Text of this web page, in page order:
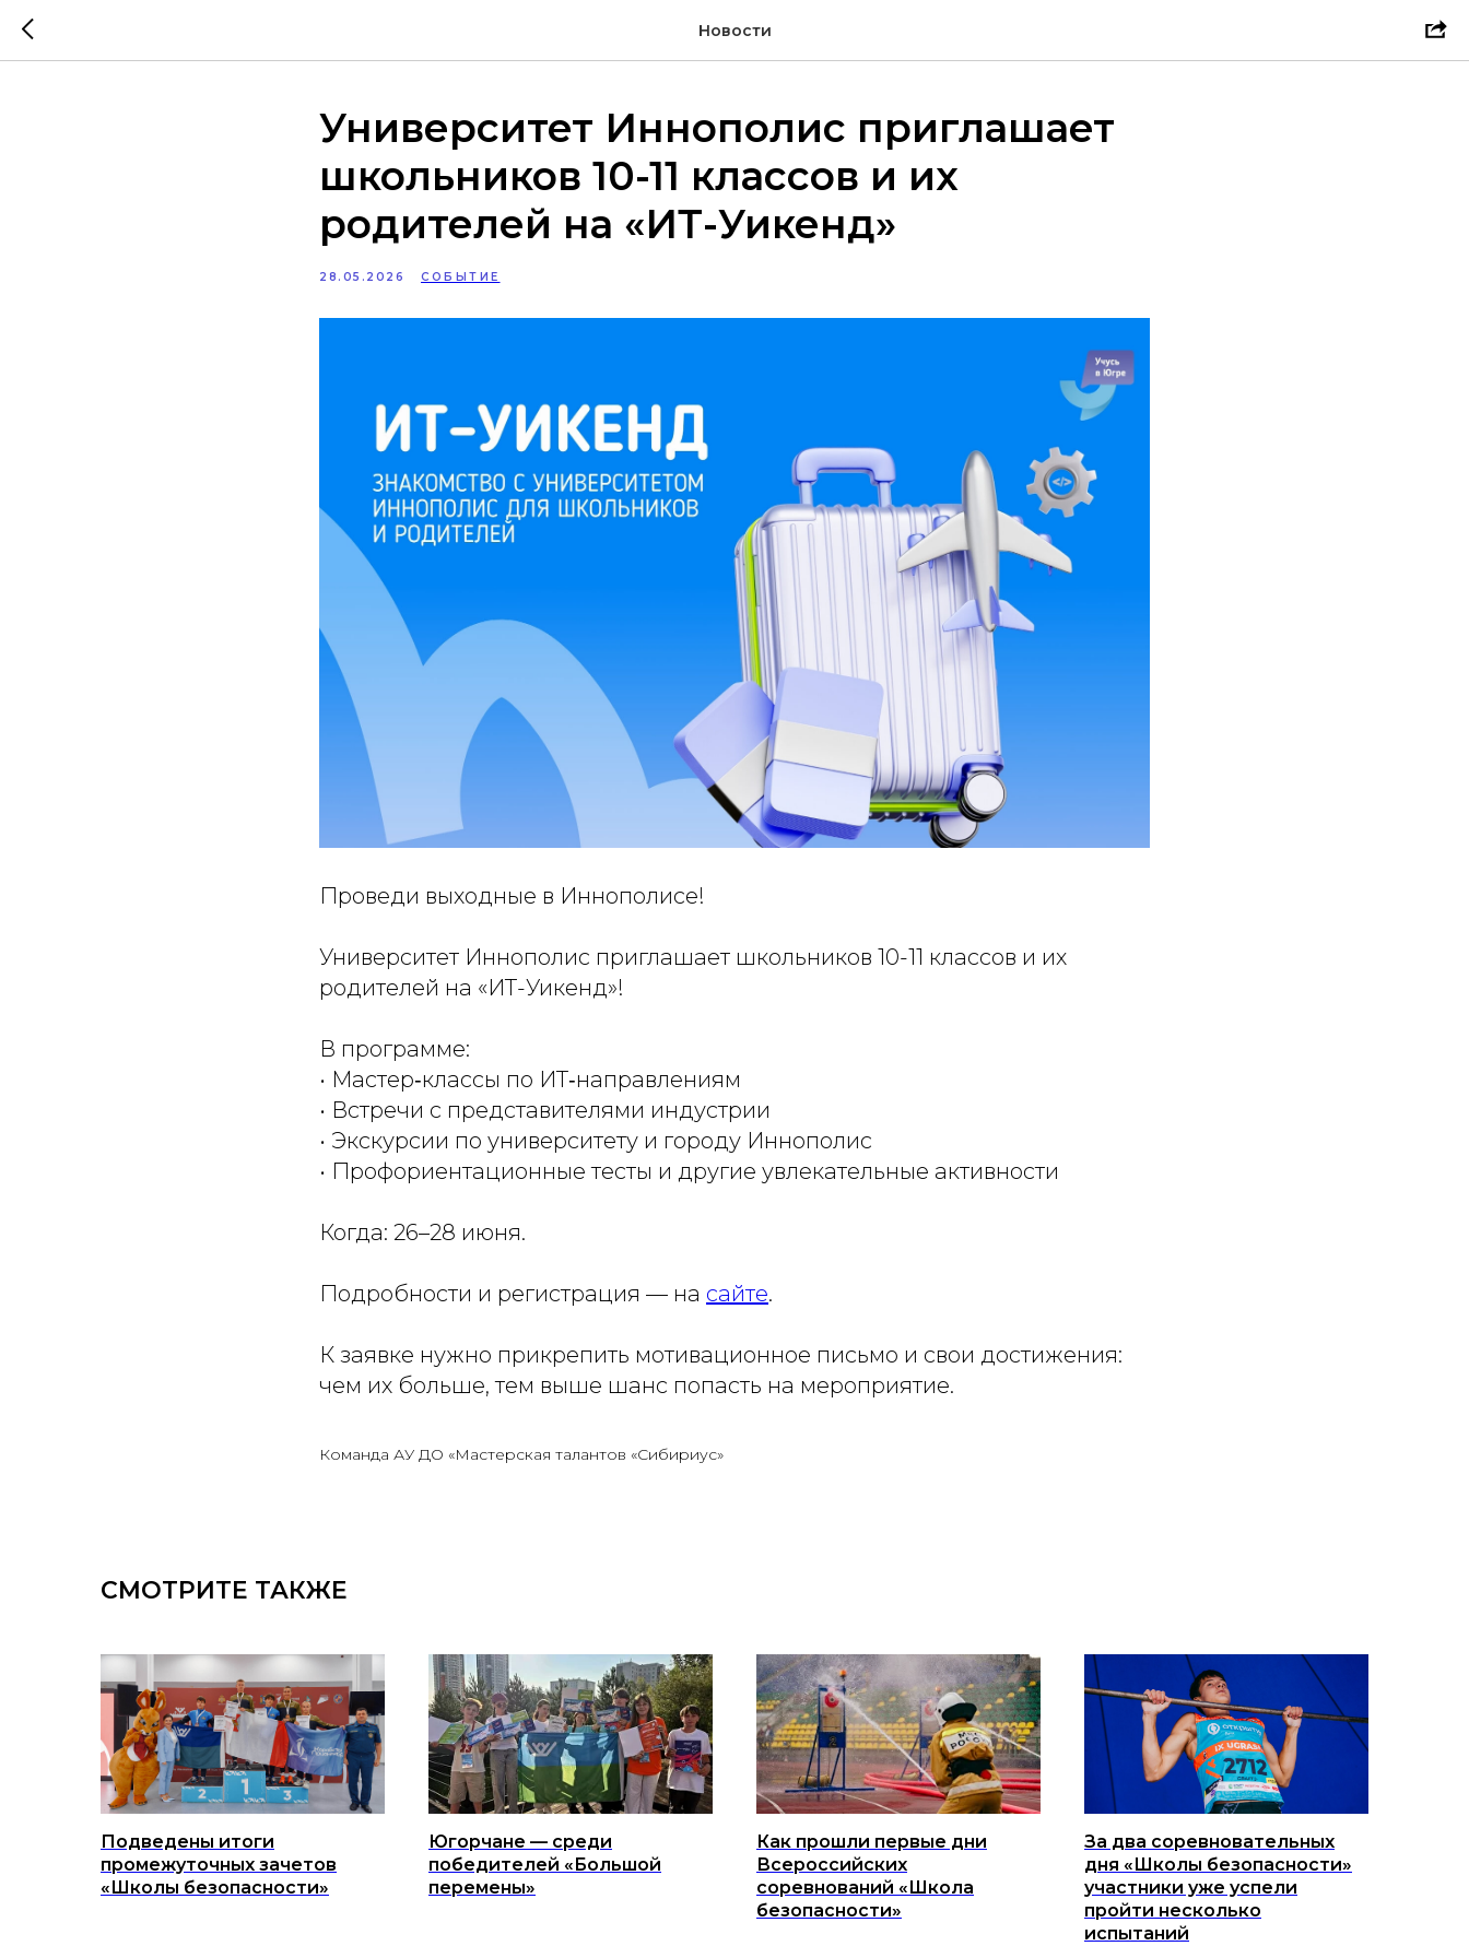
Новости
Университет Иннополис приглашает
школьников 10-11 классов и их
родителей на «ИТ-Уикенд»
28.05.2026 СОБЫТИЕ
Проведи выходные в Иннополисе!
Университет Иннополис приглашает школьников 10-11 классов и их
родителей на «ИТ-Уикенд»!
В программе:
• Мастер‑классы по ИТ‑направлениям
• Встречи с представителями индустрии
• Экскурсии по университету и городу Иннополис
• Профориентационные тесты и другие увлекательные активности
Когда: 26–28 июня.
Подробности и регистрация — на сайте.
К заявке нужно прикрепить мотивационное письмо и свои достижения:
чем их больше, тем выше шанс попасть на мероприятие.
Команда АУ ДО «Мастерская талантов «Сибириус»
СМОТРИТЕ ТАКЖЕ
Подведены итоги
промежуточных зачетов
«Школы безопасности»
Югорчане — среди
победителей «Большой
перемены»
Как прошли первые дни
Всероссийских
соревнований «Школа
безопасности»
За два соревновательных
дня «Школы безопасности»
участники уже успели
пройти несколько
испытаний